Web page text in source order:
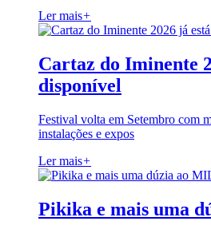
Ler mais+
Cartaz do Iminente
disponível
Festival volta em Setembro com
instalações e expos
Ler mais+
Pikika e mais uma